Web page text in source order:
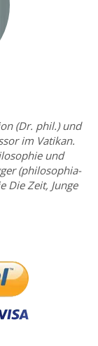
(Dr. phil.) und
im Vatikan.
und
(philosophia-
Die Zeit, Junge